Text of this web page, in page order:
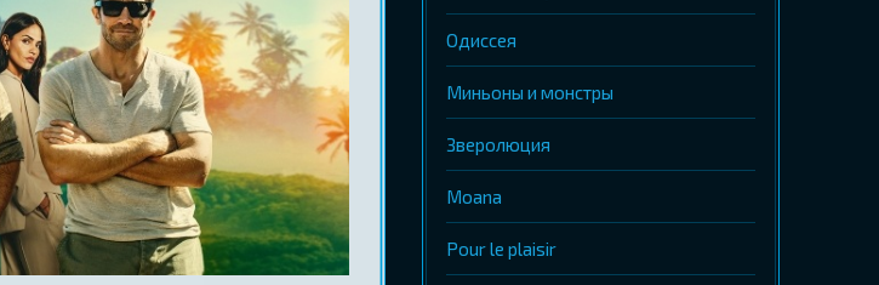
Одиссея
Миньоны и монстры
Зверолюция
Moana
Pour le plaisir